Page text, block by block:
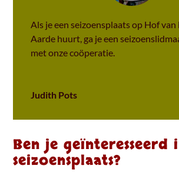
Als je een seizoensplaats op Hof
Aarde huurt, ga je een
met onze coöperatie.
Judith Pots
Ben je geïnteresseerd
seizoensplaats?